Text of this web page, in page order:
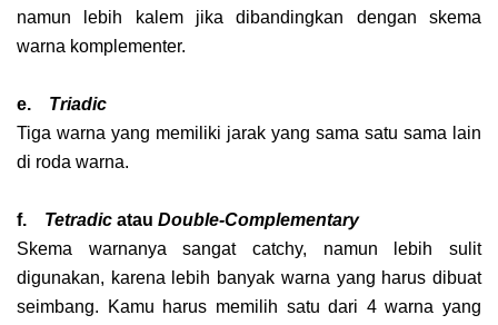
namun lebih kalem jika dibandingkan dengan skema
warna komplementer.
e. Triadic
Tiga warna yang memiliki jarak yang sama satu sama lain
di roda warna.
f. Tetradic atau Double-Complementary
Skema warnanya sangat catchy, namun lebih sulit
digunakan, karena lebih banyak warna yang harus dibuat
seimbang. Kamu harus memilih satu dari 4 warna yang